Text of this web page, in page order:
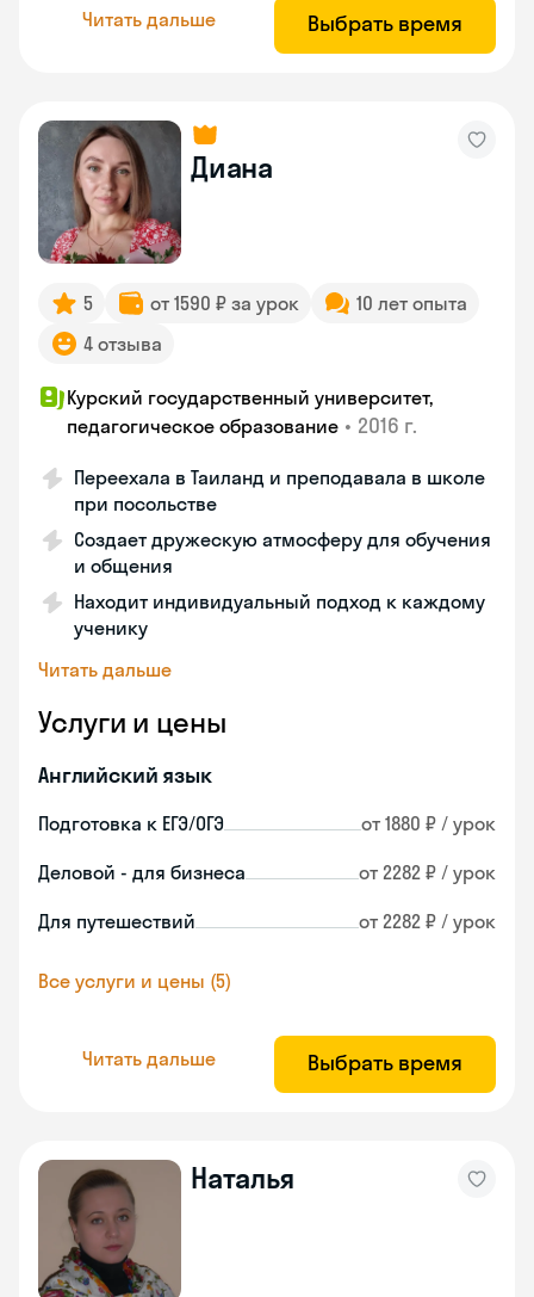
Читать дальше Выбрать время
Диана
5 от 1590 ₽ за урок
10 лет опыта
4 отзыва
Курский государственный университет,
педагогическое образование • 2016 г.
Переехала в Таиланд и преподавала в школе
при посольстве
Создает дружескую атмосферу для обучения
и общения
Находит индивидуальный подход к каждому
ученику
Читать дальше
Услуги и цены
Английский язык
Подготовка к ЕГЭ/ОГЭ от 1880 ₽ / урок
Деловой - для бизнеса от 2282 ₽ / урок
Для путешествий от 2282 ₽ / урок
Все услуги и цены (5)
Читать дальше Выбрать время
Наталья